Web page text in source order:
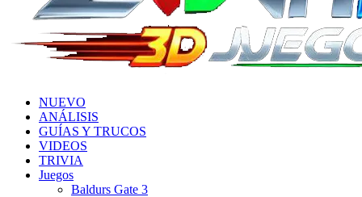
NUEVO
ANÁLISIS
GUÍAS Y TRUCOS
VIDEOS
TRIVIA
Juegos
Baldurs Gate 3